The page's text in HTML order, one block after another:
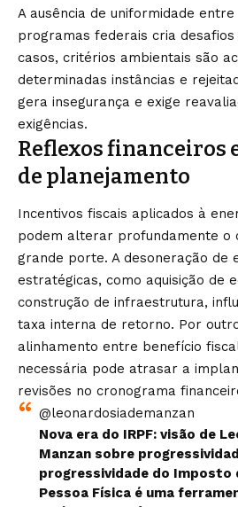
A ausência de uniformidade
programas federais cria desafios
casos, critérios ambientais são
determinadas instâncias e
gera insegurança e exige
exigências.
Reflexos financeiros
de planejamento
Incentivos fiscais aplicados à
podem alterar profundamente o
grande porte. A desoneração de
estratégicas, como aquisição de
construção de infraestrutura,
taxa interna de retorno. Por
alinhamento entre benefício
necessária pode atrasar a
revisões no cronograma
@leonardosiademanzan
Nova era do IRPF: visão de
Manzan sobre
progressividade do Imposto
Pessoa Física é uma